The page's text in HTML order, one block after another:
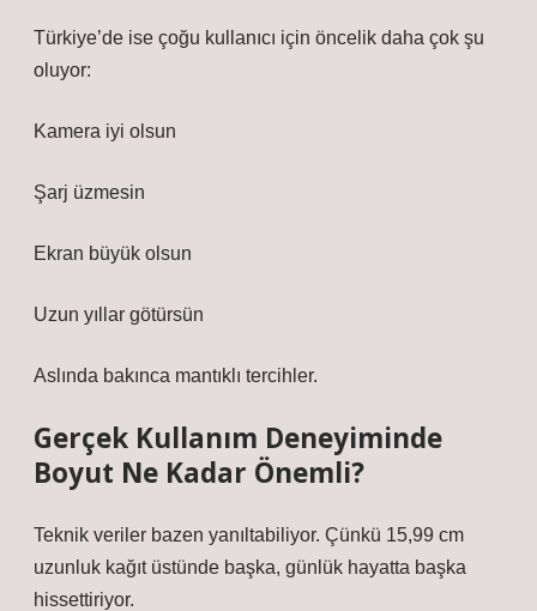
Türkiye’de ise çoğu kullanıcı için öncelik daha çok şu
oluyor:
Kamera iyi olsun
Şarj üzmesin
Ekran büyük olsun
Uzun yıllar götürsün
Aslında bakınca mantıklı tercihler.
Gerçek Kullanım Deneyiminde
Boyut Ne Kadar Önemli?
Teknik veriler bazen yanıltabiliyor. Çünkü 15,99 cm
uzunluk kağıt üstünde başka, günlük hayatta başka
hissettiriyor.